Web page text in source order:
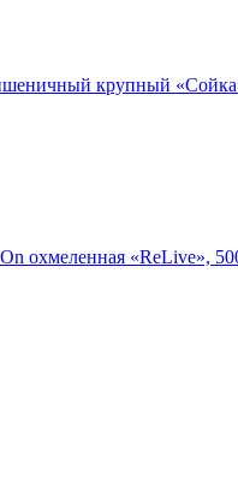
крупный
охмеленная «ReLive»,